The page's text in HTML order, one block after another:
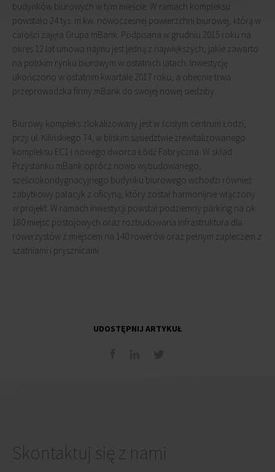
budynków biurowych w tym mieście. W ramach kompleksu
powstało 24 tys. m kw. nowoczesnej powierzchni biurowej, którą w
całości zajęła Grupa mBank. Podpisana w grudniu 2015 roku na
okres 12 lat umowa najmu jest jedną z największych, jakie zawarto
na polskim rynku biurowym w ostatnich latach. Inwestycję
ukończono w ostatnim kwartale 2017 roku, a obecnie trwa
przeprowadzka firmy mBank do swojej nowej siedziby.
Biurowy kompleks zlokalizowany jest w ścisłym centrum Łodzi,
przy ul. Kilińskiego 74, w bliskim sąsiedztwie zrewitalizowanego
kompleksu EC1 i nowego dworca Łódź Fabryczna. W skład
Przystanku mBank oprócz nowo wybudowanego,
sześciokondygnacyjnego budynku biurowego wchodzi również
zabytkowy pałacyk z oficyną, który został harmonijnie włączony
w projekt. W ramach inwestycji powstał podziemny parking na ok.
180 miejsc postojowych oraz rozbudowana infrastruktura dla
rowerzystów z miejscem na 140 rowerów oraz pełnym zapleczem z
szatniami i prysznicami.
UDOSTĘPNIJ ARTYKUŁ
Skontaktuj się z nami